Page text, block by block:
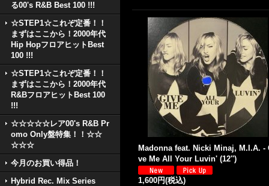
る00's R&B Best 100 !!!
☆STEP1☆これぞ定番！！
まずはここから！2000年代
Hip HopフロアヒットBest
100 !!!
☆STEP1☆これぞ定番！！
まずはここから！2000年代
R&BフロアヒットBest 100
!!!
☆☆☆☆☆レア00's R&B Pr
omo Only盤特集！！☆☆
☆☆☆
今月のお買い得品！
Hybrid Rec. Mix Series
Madonna feat. Nicki Minaj, M.I.A. -
ve Me All Your Luvin' (12'')
1,600円(税込)